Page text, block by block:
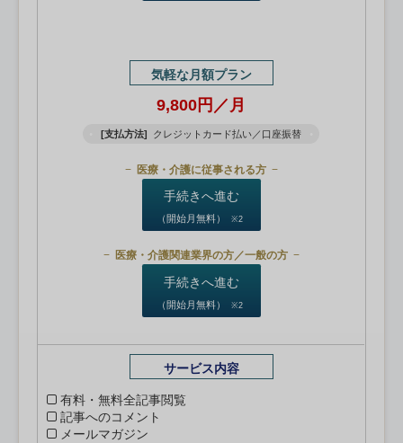
気軽な月額プラン
9,800円／月
[支払方法] クレジットカード払い／口座振替
医療・介護に従事される方
手続きへ進む
（開始月無料） ※2
医療・介護関連業界の方／一般の方
手続きへ進む
（開始月無料） ※2
サービス内容
有料・無料全記事閲覧
記事へのコメント
メールマガジン